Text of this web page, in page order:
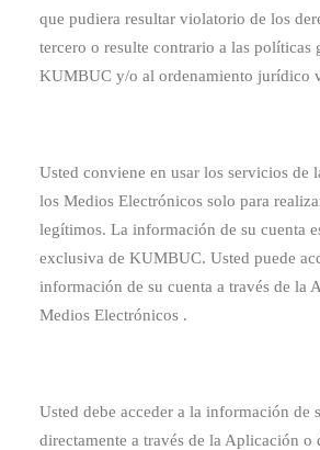
que pudiera resultar violatorio de los
tercero o resulte contrario a las políticas
KUMBUC y/o al ordenamiento jurídico
Usted conviene en usar los servicios de
los Medios Electrónicos solo para
legítimos. La información de su cuenta
exclusiva de KUMBUC. Usted puede
información de su cuenta a través de la
Medios Electrónicos .
Usted debe acceder a la información de
directamente a través de la Aplicación o